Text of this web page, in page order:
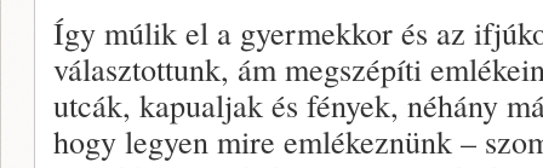
Így múlik el a gyermekkor és az
választottunk, ám megszépíti
utcák, kapualjak és fények, néhány
hogy legyen mire emlékeznünk –